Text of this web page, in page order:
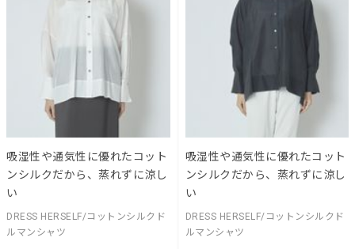
吸湿性や通気性に優れたコット
ンシルクだから、蒸れずに涼し
い
DRESS HERSELF/コットンシルクド
ルマンシャツ
吸湿性や通気性に優れたコット
ンシルクだから、蒸れずに涼し
い
DRESS HERSELF/コットンシルクド
ルマンシャツ